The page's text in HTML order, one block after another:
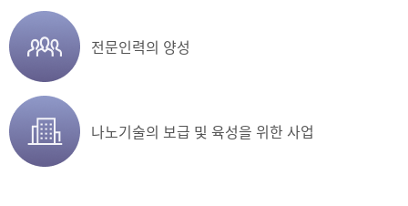
전문인력의 양성
나노기술의 보급 및 육성을 위한 사업